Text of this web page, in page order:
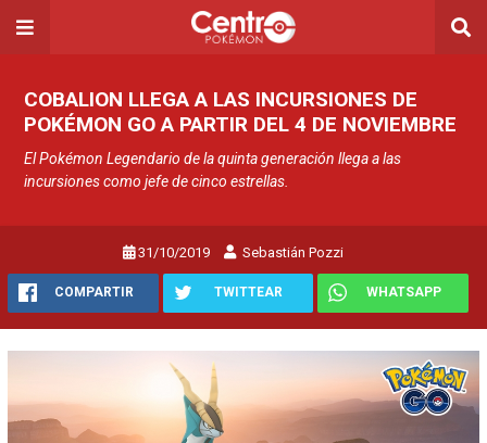
COBALION LLEGA A LAS INCURSIONES DE
POKÉMON GO A PARTIR DEL 4 DE NOVIEMBRE
El Pokémon Legendario de la quinta generación llega a las
incursiones como jefe de cinco estrellas.
31/10/2019 Sebastián Pozzi
COMPARTIR TWITTEAR WHATSAPP